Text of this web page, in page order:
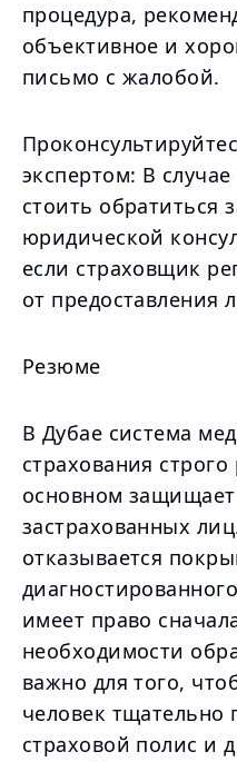
процедура,
объективное и
письмо с жалобой.
экспертом: В
стоить обратиться
юридической
если страховщик
от предоставления
Резюме
В Дубае система
страхования строго
основном
застрахованных
отказывается
имеет право
необходимости
важно для того,
человек тщательно
страховой полис и